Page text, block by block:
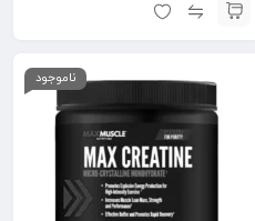
ناموجود